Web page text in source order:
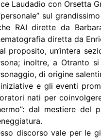
Laudadio con Orsetta
sul
RAI dirette da
diretta da
proposito, un’intera
inoltre, a Otranto
di origine
e gli eventi
nati per
dal mestiere
discorso vale per le